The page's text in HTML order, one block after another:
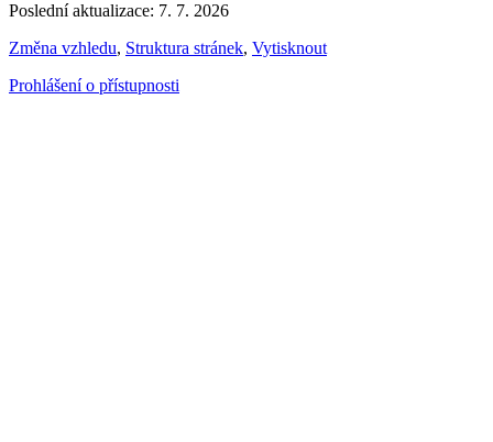
Poslední aktualizace: 7. 7. 2026
Změna vzhledu, Struktura stránek, Vytisknout
Prohlášení o přístupnosti